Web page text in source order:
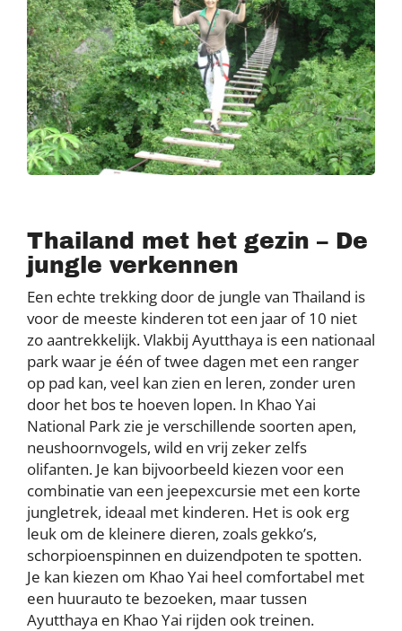
Thailand met het gezin – De
jungle verkennen
Een echte trekking door de jungle van Thailand is
voor de meeste kinderen tot een jaar of 10 niet
zo aantrekkelijk. Vlakbij Ayutthaya is een nationaal
park waar je één of twee dagen met een ranger
op pad kan, veel kan zien en leren, zonder uren
door het bos te hoeven lopen. In Khao Yai
National Park zie je verschillende soorten apen,
neushoornvogels, wild en vrij zeker zelfs
olifanten. Je kan bijvoorbeeld kiezen voor een
combinatie van een jeepexcursie met een korte
jungletrek, ideaal met kinderen. Het is ook erg
leuk om de kleinere dieren, zoals gekko’s,
schorpioenspinnen en duizendpoten te spotten.
Je kan kiezen om Khao Yai heel comfortabel met
een huurauto te bezoeken, maar tussen
Ayutthaya en Khao Yai rijden ook treinen.